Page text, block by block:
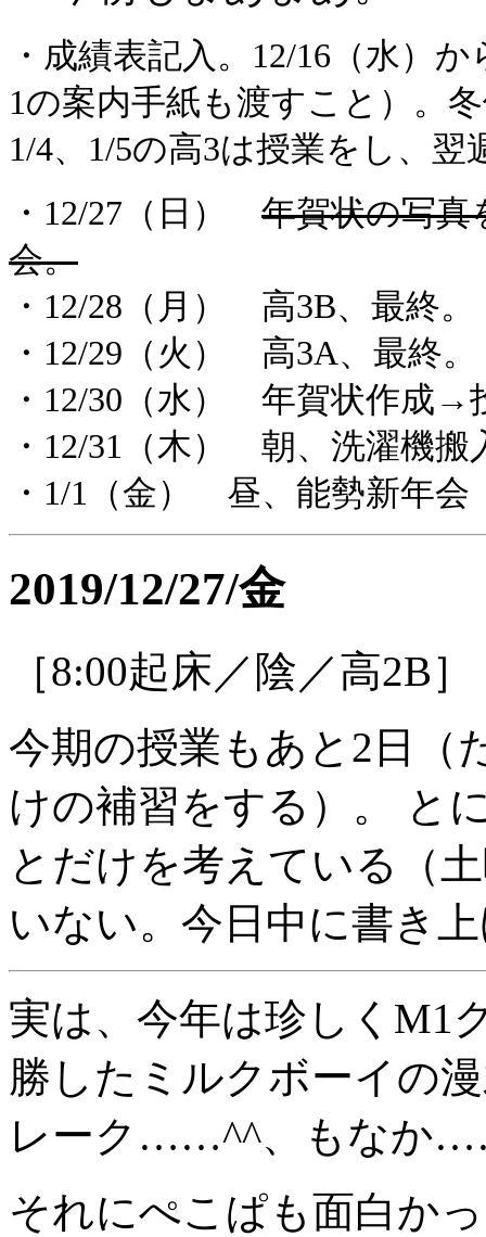
・成績表記入。12/16（水）
1の案内手紙も渡すこと）。
1/4、1/5の高3は授業をし、
・12/27（日） 年賀状の写真
会。
・12/28（月） 高3B、最終。
・12/29（火） 高3A、最終。
・12/30（水） 年賀状作成→
・12/31（木） 朝、洗濯機搬
・1/1（金） 昼、能勢新年会
2019/12/27/金
［8:00起床／陰／高2B］
今期の授業もあと2日（
けの補習をする）。 と
とだけを考えている（
いない。今日中に書き
実は、今年は珍しくM1
勝したミルクボーイの
レーク……^^、もなか
それにぺこぱも面白か